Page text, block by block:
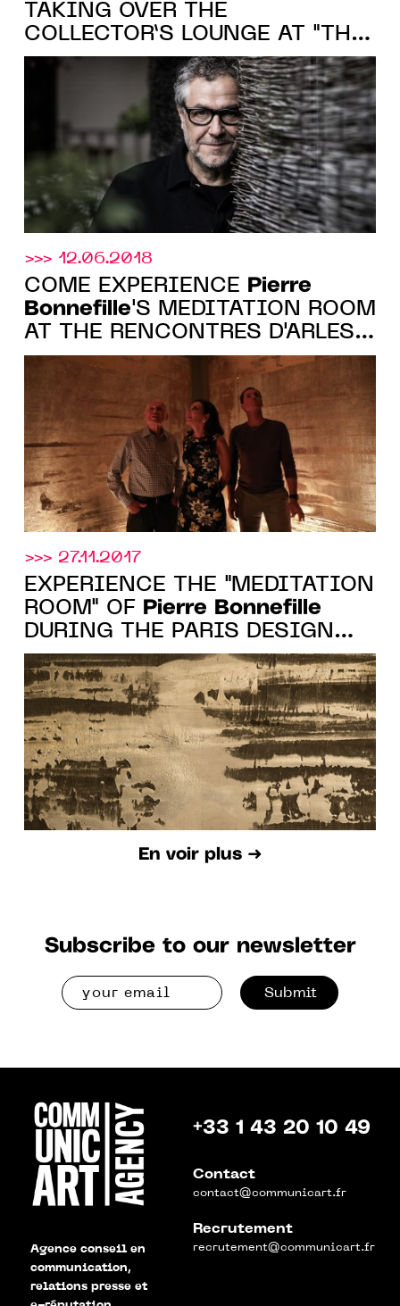
TAKING OVER THE
COLLECTOR’S LOUNGE AT "THE
SALON", NEW YORK FROM 8 TO
12 NOVEMBER
>>> 12.06.2018
COME EXPERIENCE
Pierre
Bonnefille'S MEDITATION ROOM
AT THE RENCONTRES D'ARLES
FROM JULY 2, 2018
>>> 27.11.2017
EXPERIENCE THE "MEDITATION
ROOM" OF
Pierre Bonnefille
DURING THE PARIS DESIGN
WEEK
En voir plus ➜
Subscribe to our newsletter
Submit
Agence conseil en
communication,
relations presse et
+33 1 43 20 10 49
Contact
contact@communicart.fr
Recrutement
recrutement@communicart.fr